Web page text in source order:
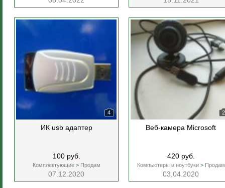
4
ИК usb адаптер
100 руб.
Комплектующие >Продам
07.12.2020
2
Веб-камера Microsoft
420 руб.
Компьютеры и ноутбуки >Продам
03.04.2020